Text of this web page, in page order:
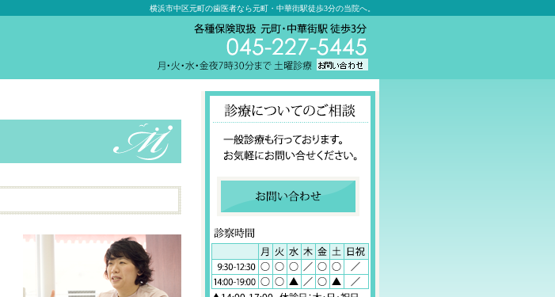
横浜市中区元町の歯医者なら元町・中華街駅徒歩3分の当院へ。
コールバック予約